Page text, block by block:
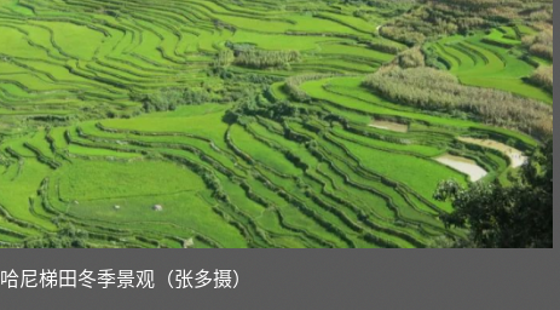
哈尼梯田冬季景观（张多摄）